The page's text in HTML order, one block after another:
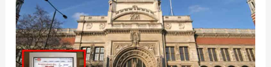
de
YouTube
llega
a